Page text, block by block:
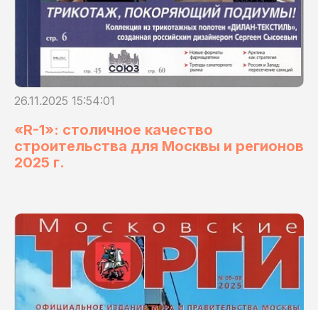
26.11.2025 15:54:01
«R-1»: столичное качество
строительства для Москвы и регионов
2025 г.